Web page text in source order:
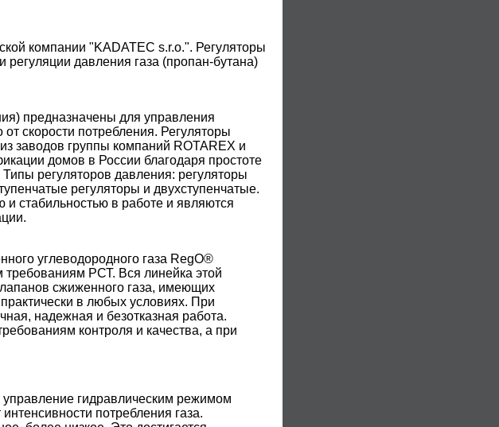
компании "KADATEC s.r.o.". Регуляторы
давления газа (пропан-бутана)
предназначены для управления
скорости потребления. Регуляторы
заводов группы компаний ROTAREX и
домов в России благодаря простоте
регуляторов давления: регуляторы
регуляторы и двухступенчатые.
стабильностью в работе и являются
углеводородного газа RegO®
требованиям РСТ. Вся линейка этой
сжиженного газа, имеющих
в любых условиях. При
надежная и безотказная работа.
контроля и качества, а при
гидравлическим режимом
потребления газа.